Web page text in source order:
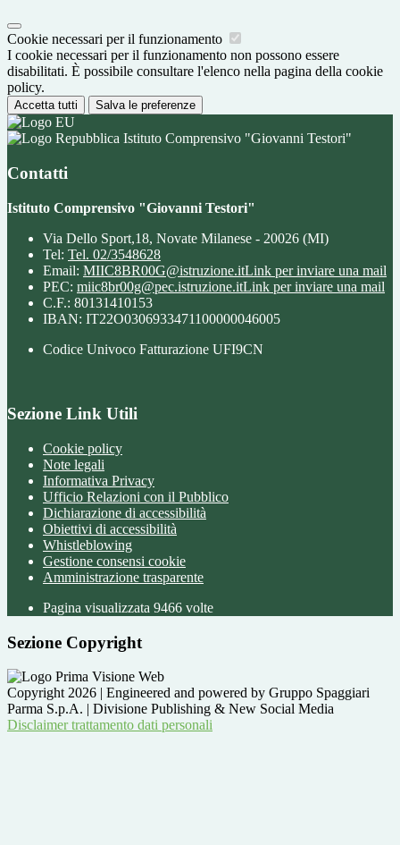
Cookie necessari per il funzionamento
I cookie necessari per il funzionamento non possono essere
disabilitati. È possibile consultare l'elenco nella pagina della cookie
policy.
Accetta tutti Salva le preferenze
Istituto Comprensivo "Giovanni Testori"
Contatti
Istituto Comprensivo "Giovanni Testori"
Via Dello Sport,18, Novate Milanese - 20026 (MI)
Tel: Tel. 02/3548628
Email: MIIC8BR00G@istruzione.itLink per inviare una mail
PEC: miic8br00g@pec.istruzione.itLink per inviare una mail
C.F.: 80131410153
IBAN: IT22O0306933471100000046005
Codice Univoco Fatturazione UFI9CN
Sezione Link Utili
Cookie policy
Note legali
Informativa Privacy
Ufficio Relazioni con il Pubblico
Dichiarazione di accessibilità
Obiettivi di accessibilità
Whistleblowing
Gestione consensi cookie
Amministrazione trasparente
Pagina visualizzata 9466 volte
Sezione Copyright
Copyright 2026 | Engineered and powered by Gruppo Spaggiari
Parma S.p.A. | Divisione Publishing & New Social Media
Disclaimer trattamento dati personali